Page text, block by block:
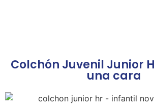
Colchón Juvenil Junior
una cara